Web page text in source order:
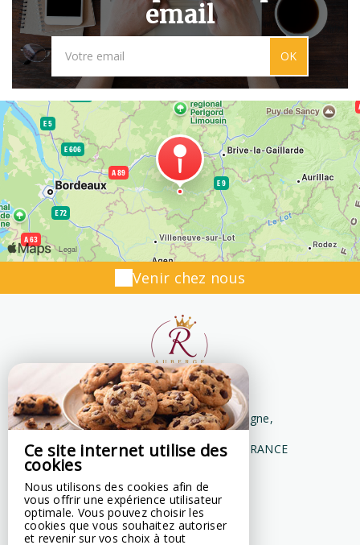
Ce site internet utilise des
cookies
Nous utilisons des cookies afin de
vous offrir une expérience utilisateur
optimale. Vous pouvez choisir les
cookies que vous souhaitez autoriser
et revenir sur vos choix à tout
email
OK
Venir chez nous
Auberge de la Petite Reine
21 Chemin Du Moulin De Campagne,
Lieu Dit Campagne,
24170 SIORAC EN PERIGORD - FRANCE
Contacter par email